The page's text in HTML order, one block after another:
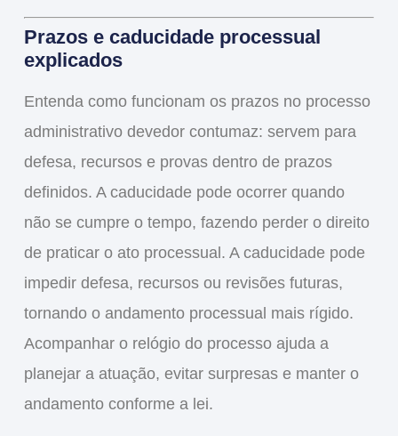
Prazos e caducidade processual
explicados
Entenda como funcionam os prazos no processo
administrativo devedor contumaz: servem para
defesa, recursos e provas dentro de prazos
definidos. A caducidade pode ocorrer quando
não se cumpre o tempo, fazendo perder o direito
de praticar o ato processual. A caducidade pode
impedir defesa, recursos ou revisões futuras,
tornando o andamento processual mais rígido.
Acompanhar o relógio do processo ajuda a
planejar a atuação, evitar surpresas e manter o
andamento conforme a lei.